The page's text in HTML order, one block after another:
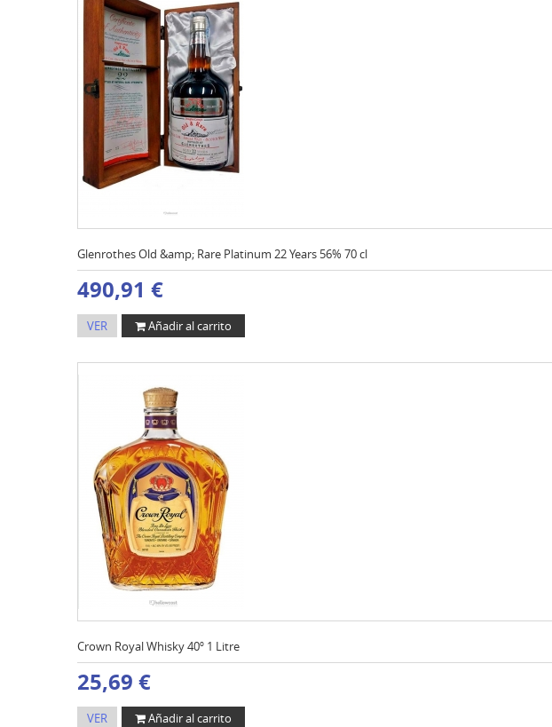
Glenrothes Old &amp; Rare Platinum 22 Years 56% 70 cl
490,91 €
VER Añadir al carrito
Crown Royal Whisky 40º 1 Litre
25,69 €
VER Añadir al carrito